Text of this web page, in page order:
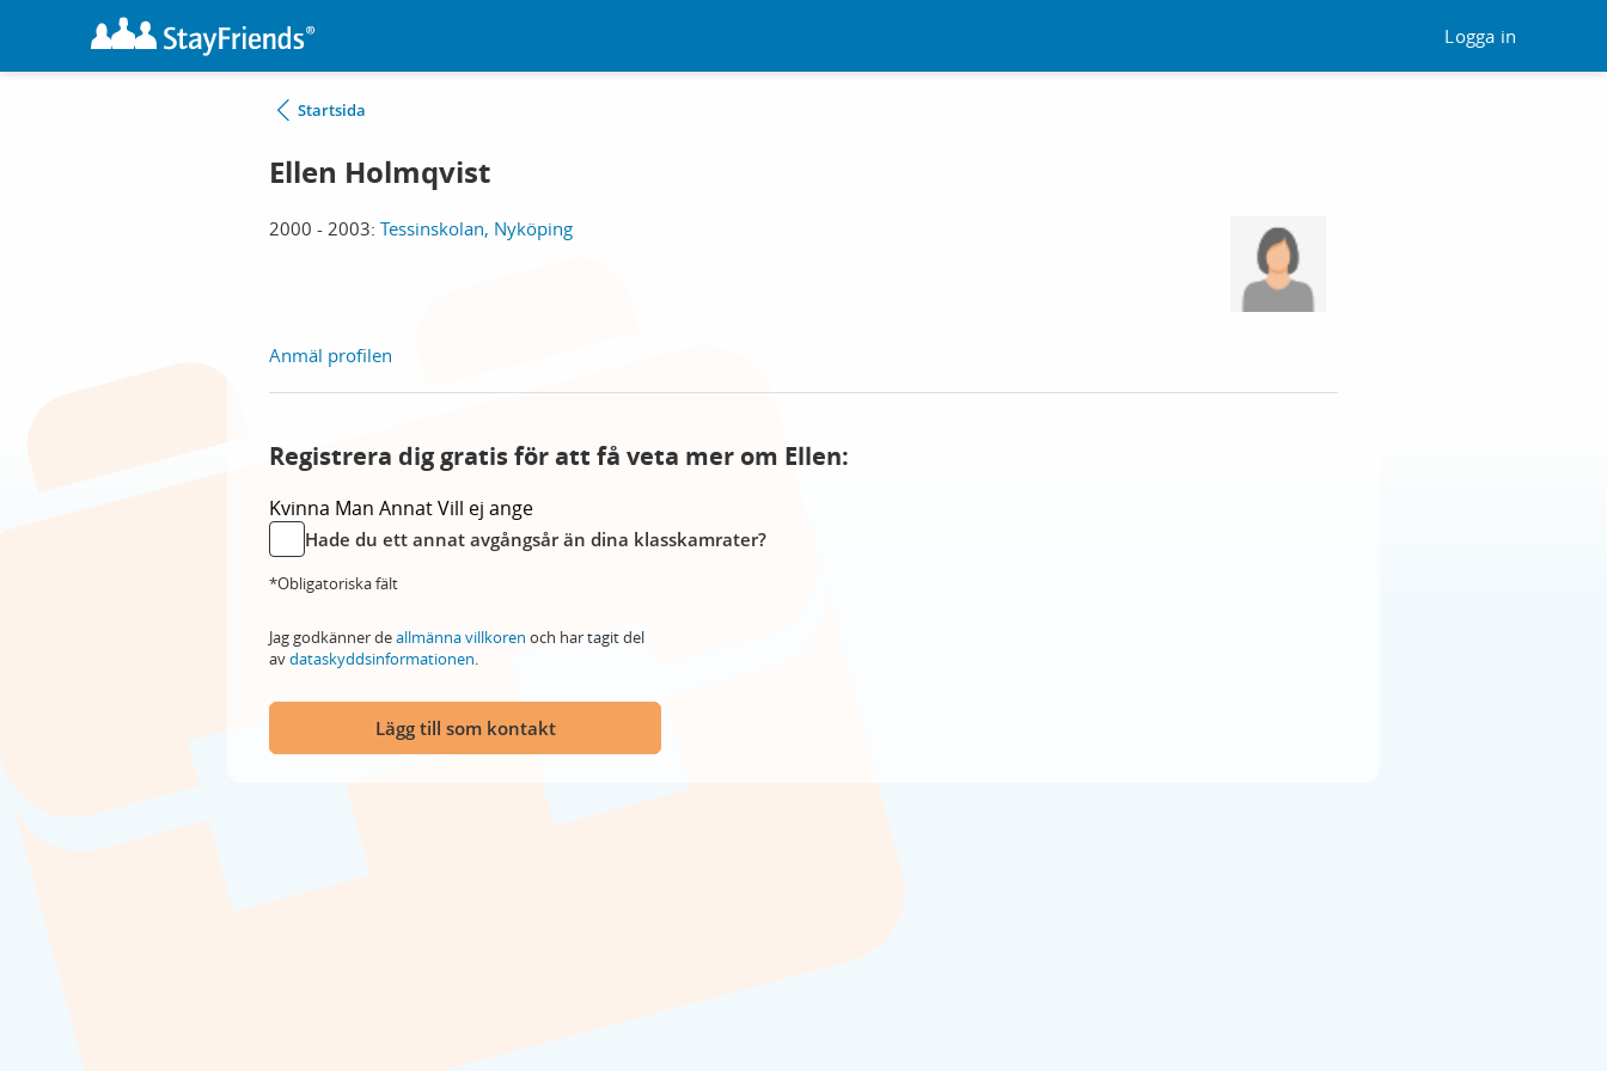
Logga in
Startsida
Ellen Holmqvist
2000 - 2003: Tessinskolan, Nyköping
Anmäl profilen
Registrera dig gratis för att få veta mer om Ellen:
Kvinna Man AnnatVill ej ange
Hade du ett annat avgångsår än dina klasskamrater?
*Obligatoriska fält
Jag godkänner deallmänna villkoren och har tagit del
avdataskyddsinformationen.
Lägg till som kontakt